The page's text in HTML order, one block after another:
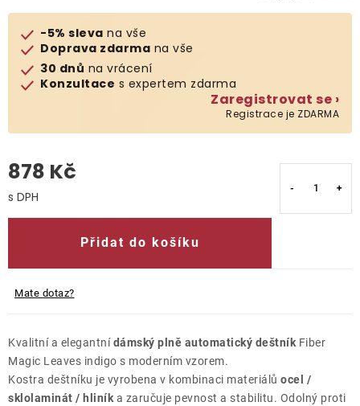
Naše katalogy
O nás
Kontakty
-5% sleva na vše
Doprava zdarma na vše
30 dnů na vrácení
Konzultace s expertem zdarma
Zaregistrovat se ›
Registrace je ZDARMA
878 Kč
Přidat do košíku
Mate dotaz?
Kvalitní a elegantnídámský plně automatický deštník Fiber
Magic Leaves indigo s moderním vzorem.
Kostra deštníku je vyrobena v kombinaci materiálů ocel /
sklolaminát / hliník a zaručuje pevnost a stabilitu. Odolný proti